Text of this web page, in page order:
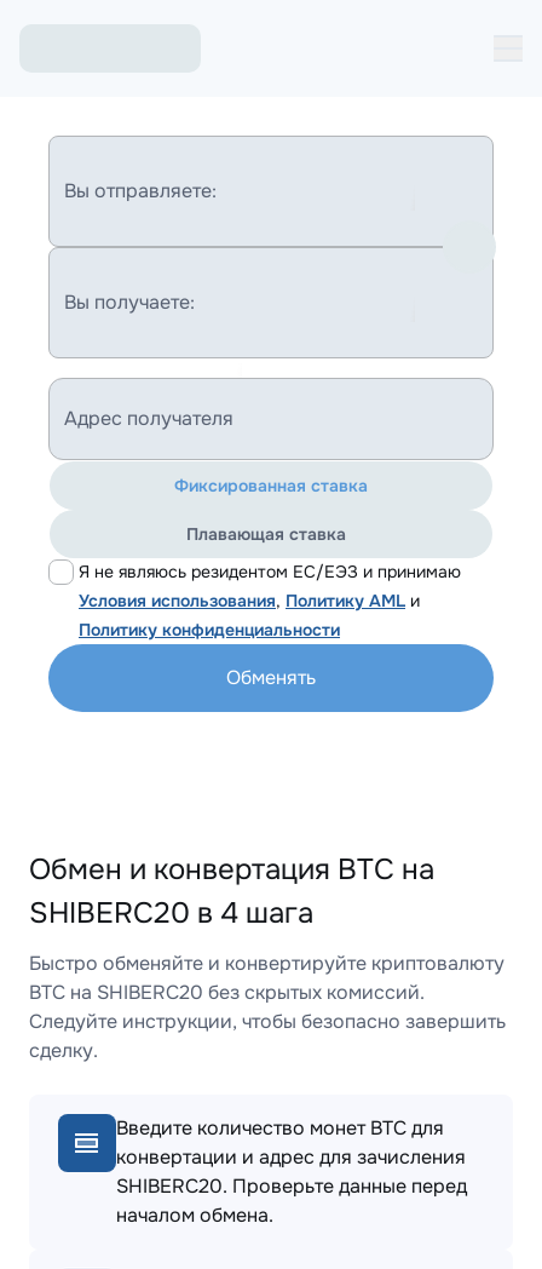
Вы отправляете:
Вы получаете:
Адрес получателя
Я не являюсь резидентом ЕС/ЕЭЗ и принимаю
Условия использования, Политику AML и
Политику конфиденциальности
Фиксированная ставка
Плавающая ставка
Обменять
Обмен и конвертация BTC на
SHIBERC20 в 4 шага
Быстро обменяйте и конвертируйте криптовалюту
BTC на SHIBERC20 без скрытых комиссий.
Следуйте инструкции, чтобы безопасно завершить
сделку.
Введите количество монет BTC для
конвертации и адрес для зачисления
SHIBERC20. Проверьте данные перед
началом обмена.